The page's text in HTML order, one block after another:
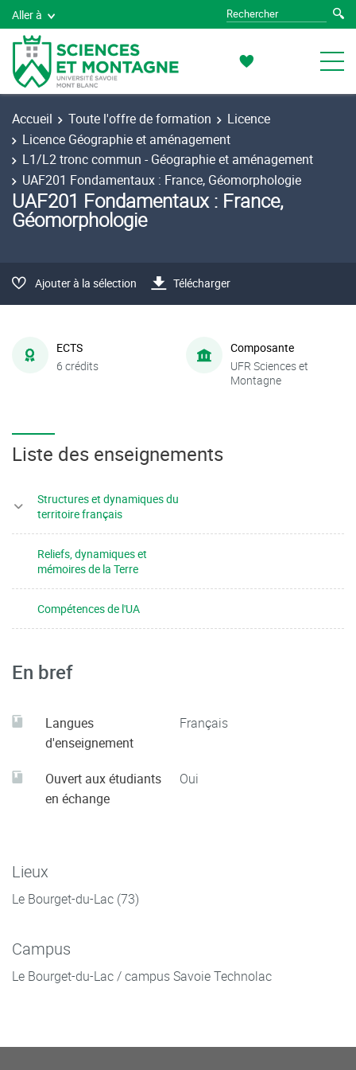
Aller à
Accueil Toute l'offre de formation
Licence
Licence Géographie et aménagement
L1/L2 tronc commun - Géographie et aménagement
UAF201 Fondamentaux : France, Géomorphologie
UAF201 Fondamentaux : France,
Géomorphologie
Ajouter à la sélection Télécharger
ECTS
6 crédits
Composante
UFR Sciences et
Montagne
Liste des enseignements
Structures et dynamiques du
territoire français
Reliefs, dynamiques et
mémoires de la Terre
Compétences de l'UA
En bref
Langues
d'enseignement
Français
Ouvert aux étudiants
en échange
Oui
Lieux
Le Bourget-du-Lac (73)
Campus
Le Bourget-du-Lac / campus Savoie Technolac